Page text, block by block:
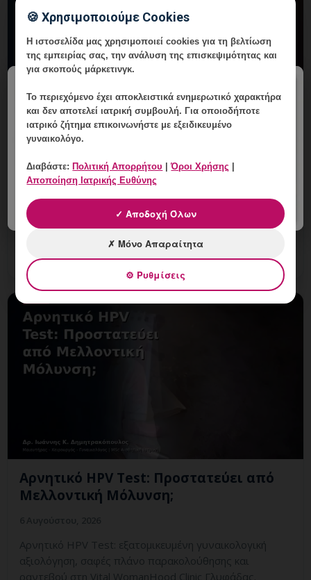
Εξατομικευμένο Πλάνο Επόμενων
Βημάτων για HPV στη Γλυφάδα
6 Αυγούστου, 2026
Εξατομικευμένο Πλάνο Επόμενων Βημάτων για HPV
στη Γλυφάδα: εξατομικευμένη γυναικολογική
αξιολόγηση, σαφές πλάνο παρακολούθησης και
ραντεβού στη Vital Woma
Αρνητικό HPV Test: Προστατεύει από
Μελλοντική Μόλυνση;
Αρνητικό HPV Test: εξατομικευμένη γυναικολογική
αξιολόγηση, σαφές πλάνο παρακολούθησης και
ραντεβού στη Vital WomanHood Clinic Γλυφάδας.
🍪 Χρησιμοποιούμε Cookies
Η ιστοσελίδα μας χρησιμοποιεί cookies για τη βελτίωση
της εμπειρίας σας, την ανάλυση της επισκεψιμότητας και
για σκοπούς μάρκετινγκ.
Το περιεχόμενο έχειαποκλειστικά ενημερωτικό χαρακτήρα
και δεν αποτελεί ιατρική συμβουλή. Για οποιοδήποτε
ιατρικό ζήτημα επικοινωνήστε με εξειδικευμένο
γυναικολόγο.
Διαβάστε: Πολιτική Απορρήτου |Όροι Χρήσης
Αποποίηση Ιατρικής Ευθύνης
✓ Αποδοχή Όλων
✗ Μόνο Απαραίτητα
⚙ Ρυθμίσεις